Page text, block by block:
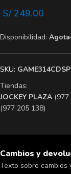
S/249.00
Disponibilidad:
SKU:
Tiendas:
​JOCKEY PLAZA (977
(977 205 138)
Cambios y
Texto sobre